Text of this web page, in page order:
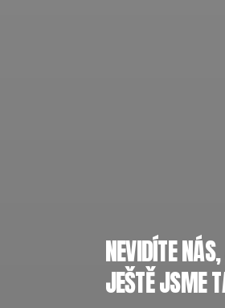
NEVIDÍTE
JEŠTĚ JSME